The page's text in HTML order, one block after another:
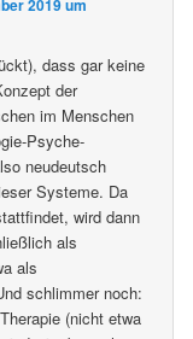
2019 um
dass gar keine
der
im Menschen
Psyche-
neudeutsch
Systeme. Da
wird dann
als
als
schlimmer noch:
(nicht etwa